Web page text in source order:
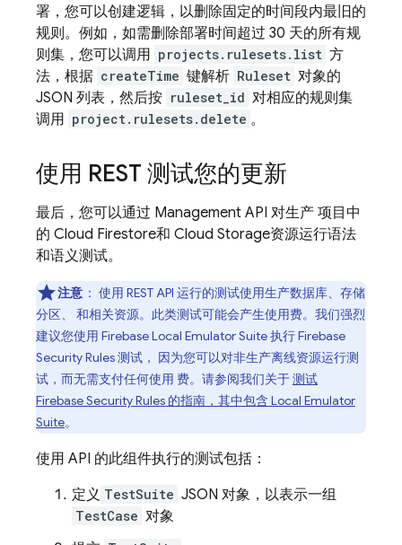
署，您可以创建逻辑，以删除固定的时间段内最旧的
规则。例如，如需删除部署时间超过 30 天的所有规
则集，您可以调用 projects.rulesets.list 方
法，根据 createTime 键解析 Ruleset 对象的
JSON 列表，然后按 ruleset_id 对相应的规则集
调用 project.rulesets.delete 。
使用 REST 测试您的更新
最后，您可以通过 Management API 对生产 项目中
的 Cloud Firestore和 Cloud Storage资源运行语法
和语义测试。
注意 ： 使用 REST API 运行的测试使用生产数据库、存储
分区、 和相关资源。此类测试可能会产生使用费。我们强烈
建议您使用 Firebase Local Emulator Suite执行Firebase
Security Rules测试， 因为您可以对非生产离线资源运行测
试，而无需支付任何使用 费。请参阅我们关于测试
Firebase Security Rules 的指南，其中包含 Local Emulator
Suite。
使用 API 的此组件执行的测试包括：
定义 TestSuite JSON 对象，以表示一组
TestCase 对象